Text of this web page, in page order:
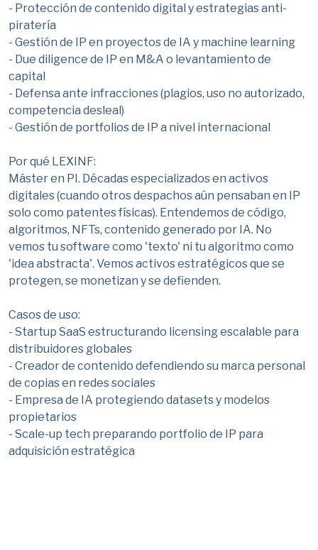
- Protección de contenido digital y estrategias anti-
piratería
- Gestión de IP en proyectos de IA y machine learning
- Due diligence de IP en M&A o levantamiento de
capital
- Defensa ante infracciones (plagios, uso no autorizado,
competencia desleal)
- Gestión de portfolios de IP a nivel internacional
Por qué LEXINF:
Máster en PI. Décadas especializados en activos
digitales (cuando otros despachos aún pensaban en IP
solo como patentes físicas). Entendemos de código,
algoritmos, NFTs, contenido generado por IA. No
vemos tu software como 'texto' ni tu algoritmo como
'idea abstracta'. Vemos activos estratégicos que se
protegen, se monetizan y se defienden.
Casos de uso:
- Startup SaaS estructurando licensing escalable para
distribuidores globales
- Creador de contenido defendiendo su marca personal
de copias en redes sociales
- Empresa de IA protegiendo datasets y modelos
propietarios
- Scale-up tech preparando portfolio de IP para
adquisición estratégica